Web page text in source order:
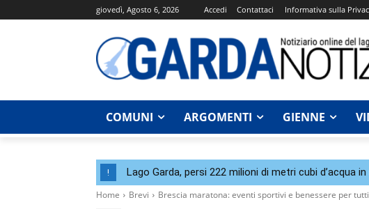
giovedì, Agosto 6, 2026 Accedi Contattaci Informativa sulla
COMUNI ARGOMENTI GIENNE
! Lago Garda, persi 222 milioni di metri cubi d’acqua
Home Brevi Brescia maratona: eventi sportivi e benessere per tutti